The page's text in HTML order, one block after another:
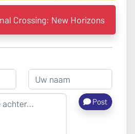
Crossing: New Horizons
Post